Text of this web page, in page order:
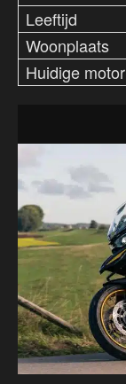
Leeftijd
Woonplaats
Huidige motor